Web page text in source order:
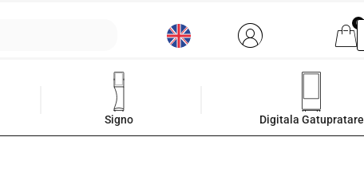
0
Signo Digitala Gatupratare